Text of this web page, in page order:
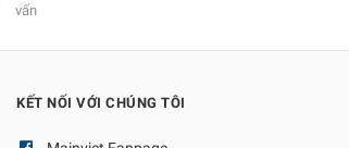
vấn
KẾT NỐI VỚI CHÚNG TÔI